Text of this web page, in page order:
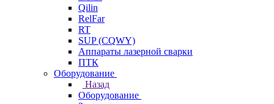
Qilin
RelFar
RT
SUP (CQWY)
Аппараты лазерной сварки
ПТК
Оборудование
Назад
Оборудование